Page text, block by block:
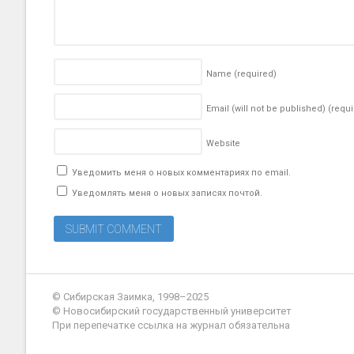
Name (required)
Email (will not be published)
Website
Уведомить меня о новых комментариях по email.
Уведомлять меня о новых записях почтой.
© Сибирская Заимка, 1998–2025
© Новосибирский государственный университет
При перепечатке ссылка на журнал обязательна